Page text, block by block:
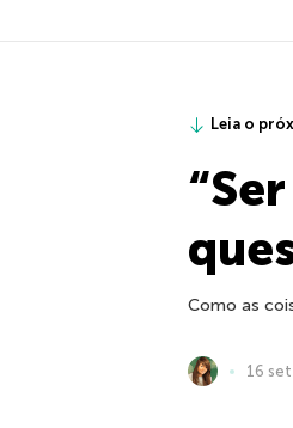
Leia o
Como as
16